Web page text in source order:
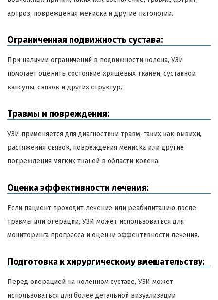
артроз, повреждения мениска и другие патологии.
Ограниченная подвижность сустава:
При наличии ограничений в подвижности колена, УЗИ
помогает оценить состояние хрящевых тканей, суставной
капсулы, связок и других структур.
Травмы и повреждения:
УЗИ применяется для диагностики травм, таких как вывихи,
растяжения связок, повреждения мениска или другие
повреждения мягких тканей в области колена.
Оценка эффективности лечения:
Если пациент проходит лечение или реабилитацию после
травмы или операции, УЗИ может использоваться для
мониторинга прогресса и оценки эффективности лечения.
Подготовка к хирургическому вмешательству:
Перед операцией на коленном суставе, УЗИ может
использоваться для более детальной визуализации